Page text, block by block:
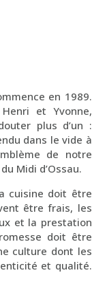
en 1989.
et Yvonne,
plus d’un :
dans le vide à
de notre
Midi d’Ossau.
cuisine doit être
être frais, les
et la prestation
doit être
culture dont les
et qualité.